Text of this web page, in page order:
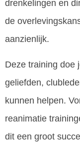
drenkelingen en
de
aanzienlijk.
Deze training doe
geliefden,
kunnen helpen.
reanimatie
dit een groot